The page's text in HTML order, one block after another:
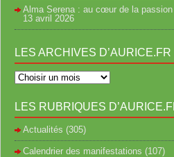
Alma Serena : au cœur de la
13 avril 2026
LES ARCHIVES D’AURICE.FR
LES RUBRIQUES
Actualités (305)
Calendrier des manifestations (107)